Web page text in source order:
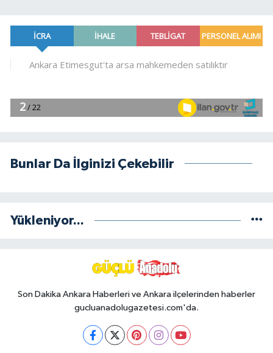
Bunlar Da İlginizi Çekebilir
Yükleniyor...
Son Dakika Ankara Haberleri ve Ankara ilçelerinden haberler
gucluanadolugazetesi.com'da.